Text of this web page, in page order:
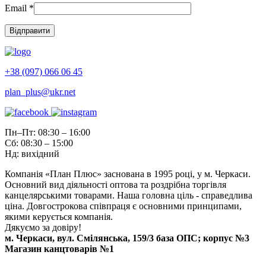
Email *
+38 (097) 066 06 45
plan_plus@ukr.net
Пн–Пт: 08:30 – 16:00
Сб: 08:30 – 15:00
Нд: вихідний
Компанія «План Плюс» заснована в 1995 році, у м. Черкаси.
Основний вид діяльності оптова та роздрібна торгівля
канцелярськими товарами. Наша головна ціль - справедлива
ціна. Довгострокова співпраця є основними принципами,
якими керується компанія.
Дякуємо за довіру!
м. Черкаси, вул. Смілянська, 159/3 база ОПС; корпус №3
Магазин канцтоварів №1